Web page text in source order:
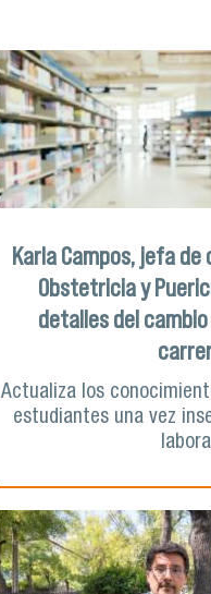
Karla Campos, jefa
Obstetricia y
detalles del
Actualiza los
estudiantes una vez